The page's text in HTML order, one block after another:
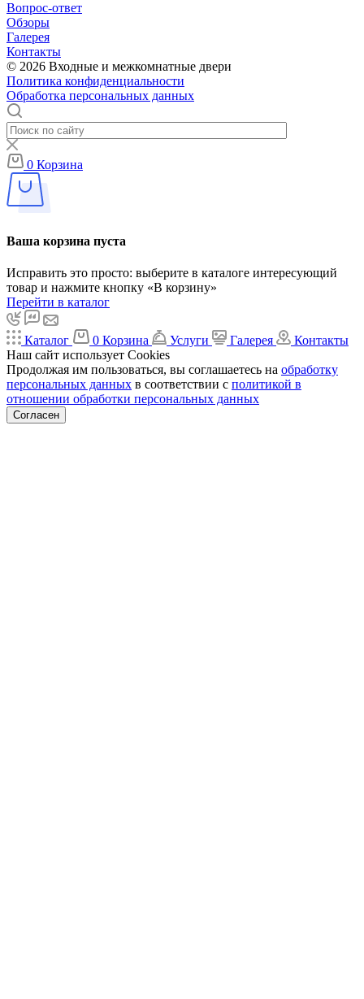
Вопрос-ответ
Обзоры
Галерея
Контакты
© 2026 Входные и межкомнатные двери
Политика конфиденциальности
Обработка персональных данных
0 Корзина
Ваша корзина пуста
Исправить это просто: выберите в каталоге интересующий
товар и нажмите кнопку «В корзину»
Перейти в каталог
Каталог 0 Корзина Услуги Галерея
Контакты
Наш сайт использует Cookies
Продолжая им пользоваться, вы соглашаетесь на обработку
персональных данных в соответствии с политикой в
отношении обработки персональных данных
Согласен